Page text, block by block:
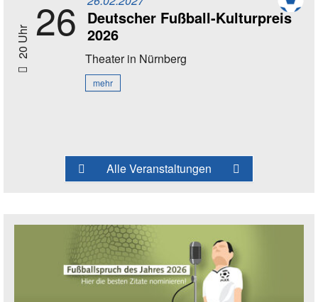
20 Uhr 26
Deutscher Fußball-Kulturpreis
2026
Theaterin Nürnberg
mehr
Alle Veranstaltungen